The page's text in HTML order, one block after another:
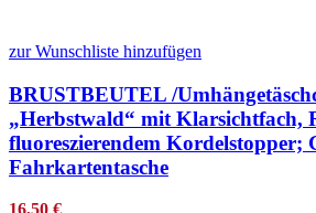
zur Wunschliste hinzufügen
BRUSTBEUTEL /
„Herbstwald“ mit Klarsichtfach,
fluoreszierendem Kordelstopper;
Fahrkartentasche